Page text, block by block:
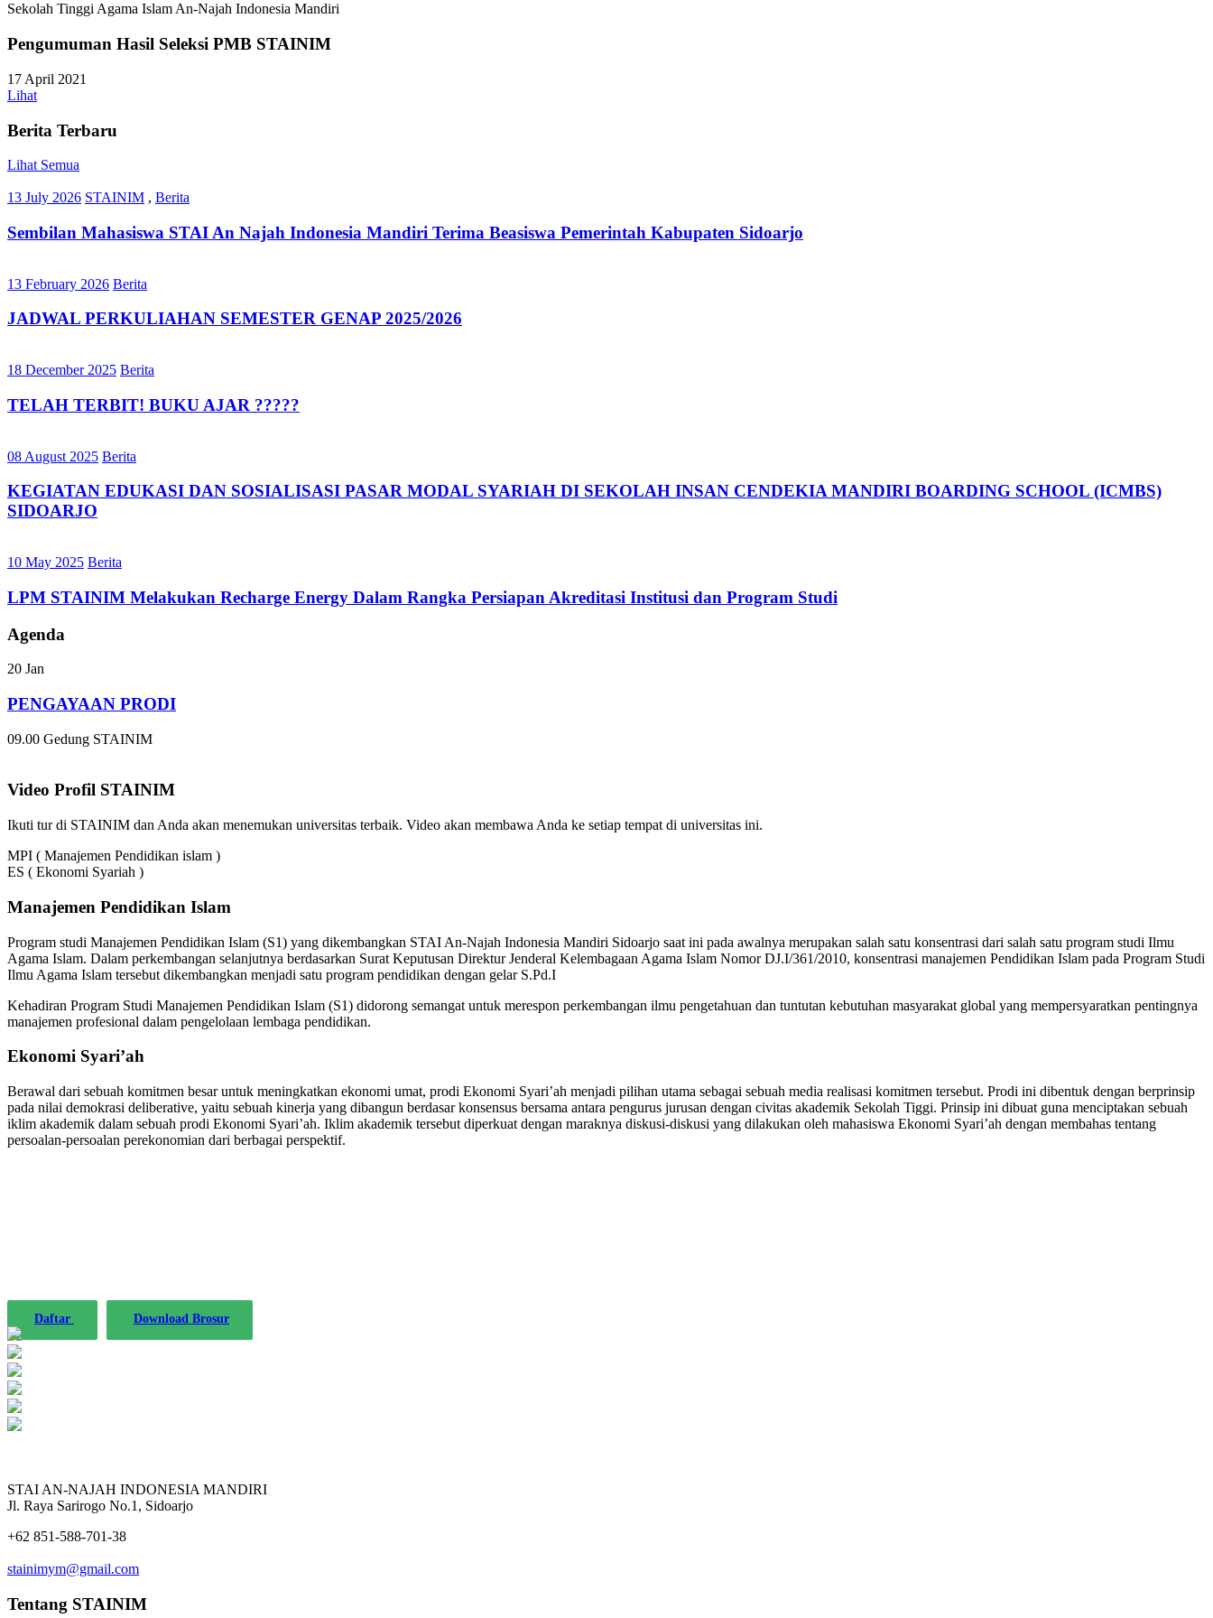
Sekolah Tinggi Agama Islam An-Najah Indonesia Mandiri
Pengumuman Hasil Seleksi PMB STAINIM
17 April 2021
Lihat
Berita Terbaru
Lihat Semua
13 July 2026 STAINIM , Berita
Sembilan Mahasiswa STAI An Najah Indonesia Mandiri Terima Beasiswa Pemerintah Kabupaten Sidoarjo
13 February 2026 Berita
JADWAL PERKULIAHAN SEMESTER GENAP 2025/2026
18 December 2025 Berita
TELAH TERBIT! BUKU AJAR ?????
08 August 2025 Berita
KEGIATAN EDUKASI DAN SOSIALISASI PASAR MODAL SYARIAH DI SEKOLAH INSAN CENDEKIA MANDIRI BOARDING SCHOOL (ICMBS)
SIDOARJO
10 May 2025 Berita
LPM STAINIM Melakukan Recharge Energy Dalam Rangka Persiapan Akreditasi Institusi dan Program Studi
Agenda
20 Jan
PENGAYAAN PRODI
09.00 Gedung STAINIM
Video Profil STAINIM
Ikuti tur di STAINIM dan Anda akan menemukan universitas terbaik. Video akan membawa Anda ke setiap tempat di universitas ini.
MPI ( Manajemen Pendidikan islam )
ES ( Ekonomi Syariah )
Manajemen Pendidikan Islam
Program studi Manajemen Pendidikan Islam (S1) yang dikembangkan STAI An-Najah Indonesia Mandiri Sidoarjo saat ini pada awalnya merupakan salah satu konsentrasi dari salah satu program studi Ilmu
Agama Islam. Dalam perkembangan selanjutnya berdasarkan Surat Keputusan Direktur Jenderal Kelembagaan Agama Islam Nomor DJ.I/361/2010, konsentrasi manajemen Pendidikan Islam pada Program Studi
Ilmu Agama Islam tersebut dikembangkan menjadi satu program pendidikan dengan gelar S.Pd.I
Kehadiran Program Studi Manajemen Pendidikan Islam (S1) didorong semangat untuk merespon perkembangan ilmu pengetahuan dan tuntutan kebutuhan masyarakat global yang mempersyaratkan pentingnya
manajemen profesional dalam pengelolaan lembaga pendidikan.
Ekonomi Syari’ah
Berawal dari sebuah komitmen besar untuk meningkatkan ekonomi umat, prodi Ekonomi Syari’ah menjadi pilihan utama sebagai sebuah media realisasi komitmen tersebut. Prodi ini dibentuk dengan berprinsip
pada nilai demokrasi deliberative, yaitu sebuah kinerja yang dibangun berdasar konsensus bersama antara pengurus jurusan dengan civitas akademik Sekolah Tiggi. Prinsip ini dibuat guna menciptakan sebuah
iklim akademik dalam sebuah prodi Ekonomi Syari’ah. Iklim akademik tersebut diperkuat dengan maraknya diskusi-diskusi yang dilakukan oleh mahasiswa Ekonomi Syari’ah dengan membahas tentang
persoalan-persoalan perekonomian dari berbagai perspektif.
Daftar Download Brosur
STAI AN-NAJAH INDONESIA MANDIRI
Jl. Raya Sarirogo No.1, Sidoarjo
+62 851-588-701-38
stainimym@gmail.com
Tentang STAINIM